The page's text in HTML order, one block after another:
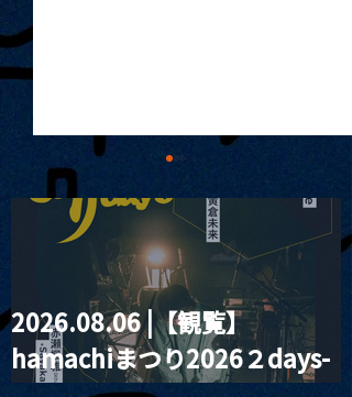
MoonRomantic
Channel1周年記念Live
2026.08.06 |【観覧】
hamachiまつり2026２days-